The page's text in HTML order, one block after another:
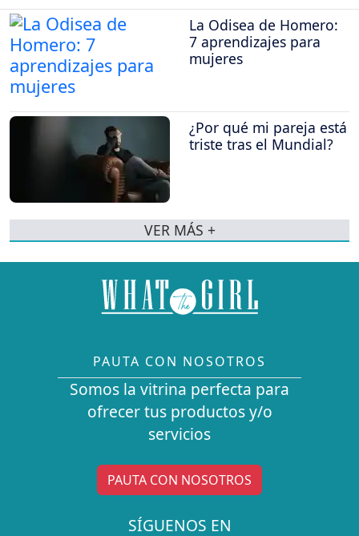
La Odisea de Homero:
7 aprendizajes para
mujeres
¿Por qué mi pareja está
triste tras el Mundial?
VER MÁS +
PAUTA CON NOSOTROS
Somos la vitrina perfecta para
ofrecer tus productos y/o
servicios
PAUTA CON NOSOTROS
SÍGUENOS EN